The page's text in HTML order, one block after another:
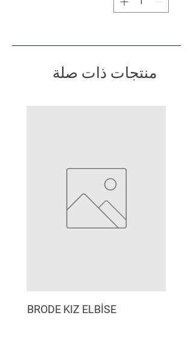
منتجات ذات صلة
BRODE KIZ ELBİSE